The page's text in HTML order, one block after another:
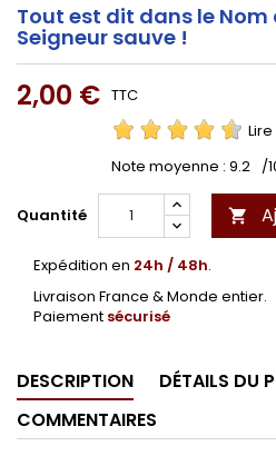
Tout est dit dans le Nom
Seigneur sauve !
2,00 € TTC
Note moyenne : 9.2 /
Quantité 
Expédition en 24h / 48h.
Livraison France & Monde entier.
Paiement sécurisé
DESCRIPTION
DÉTAILS DU
COMMENTAIRES